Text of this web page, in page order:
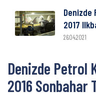
Denizde
2017
26.04.2021
Denizde Petrol
2016 Sonbahar